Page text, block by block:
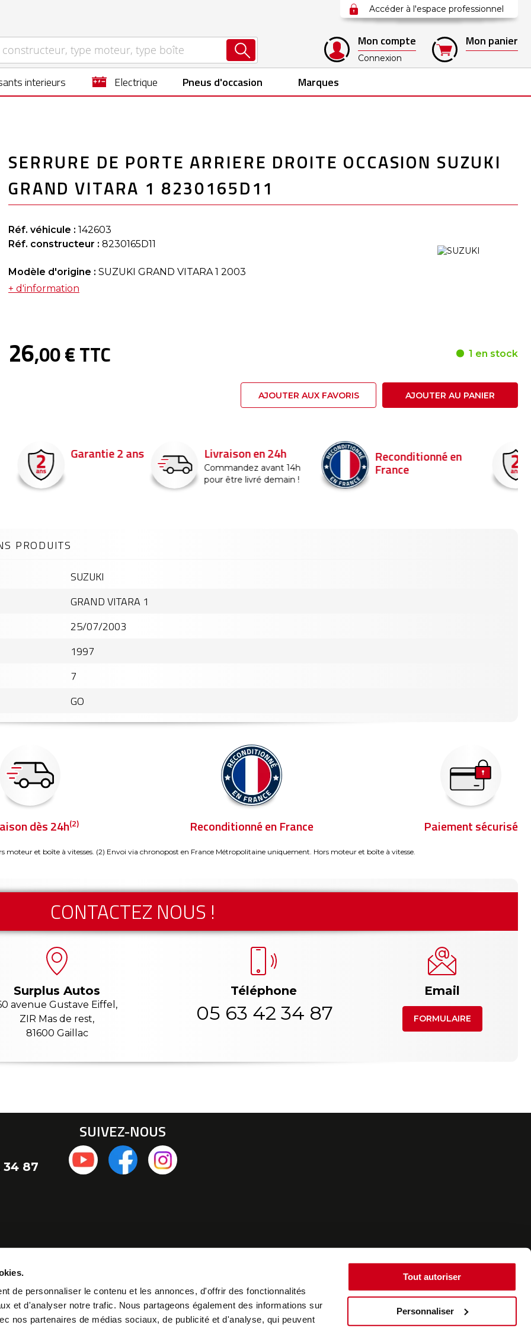
de personnaliser le contenu et les annonces, d'offrir des fonctionnalités
et d'analyser notre trafic. Nous partageons également des informations sur
nos partenaires de médias sociaux, de publicité et d'analyse, qui peuvent
Tout autoriser
Personnaliser
Accéder à l'espace professionnel
Mon compte
Connexion
Mon panier
interieurs electrique Pneus d'occasion Marques
SERRURE DE PORTE ARRIERE DROITE OCCASION SUZUKI
GRAND VITARA 1 8230165D11
Réf. véhicule : 142603
Réf. constructeur : 8230165D11
Modèle d'origine : SUZUKI GRAND VITARA 1 2003
+ d'information
26,00 € TTC 1 en stock
AJOUTER AUX FAVORIS AJOUTER AU PANIER
Garantie 2 ans Livraison en 24h
Commandez avant 14h
pour être livré demain !
Reconditionné en
France
SUZUKI
GRAND VITARA 1
25/07/2003
1997
7
GO
PRODUITS
dès 24h(2) Reconditionné en France Paiement sécurisé
moteur et boîte à vitesses. (2) Envoi via chronopost en France Métropolitaine uniquement. Hors moteur et boîte à vitesse.
CONTACTEZ NOUS !
Surplus Autos
avenue Gustave Eiffel,
ZIR Mas de rest,
81600 Gaillac
Téléphone
05 63 42 34 87
Email
FORMULAIRE
34 87
SUIVEZ-NOUS